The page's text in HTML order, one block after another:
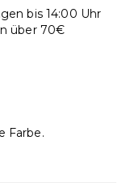
bis 14:00 Uhr
über 70€
Farbe.